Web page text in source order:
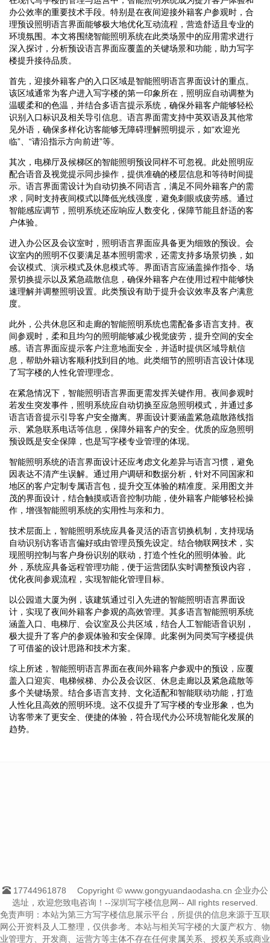
办公效率的重要技术手段。特别是在夜间迎接外籍客户参观时，合
理预设照明语言界面能够极大地优化互动流程，营造舒适且专业的
环境氛围。本文将围绕智能照明系统在此类场景中的应用需求进行
深入探讨，分析预设语言界面应覆盖的关键场景和功能，助力写字
楼提升接待品质。
首先，迎接外籍客户的入口区域是智能照明语言界面设计的重点。
该区域通常为客户进入写字楼的第一印象所在，照明应自动调整为
温暖柔和的色温，并结合多语言提示系统，确保外籍客户能够轻松
识别入口标识及相关导引信息。语言界面需支持中英双语及其他常
见外语，确保多样化访客能够无障碍理解照明提示，如“欢迎光
临”、“请沿指示方向前进”等。
其次，电梯厅及候梯区的智能照明预设同样不可忽视。此处照明应
配合语音及视觉提示同步操作，提供准确的楼层信息和等待时间提
示。语言界面需设计为自动切换不同语言，满足不同外籍客户的需
求，同时支持夜间模式以降低光线强度，避免刺眼或疲劳感。通过
智能感应调节，照明系统还应响应人数变化，保障节能且舒适的客
户体验。
进入办公区及会议室时，照明语言界面应具备更为细致的预设。会
议室内的照明不仅要满足基本照明需求，还需支持多场景切换，如
会议模式、演示模式及休息模式等。界面语言应涵盖操作指令、场
景切换提示以及紧急疏散信息，确保外籍客户在使用过程中能够快
速理解并调整照明设置。此类预设有助于提升会议效率及客户满意
度。
此外，公共休息区和走廊的智能照明系统也需配备多语言支持。夜
间参观时，柔和且均匀的照明能够减少视觉疲劳，提升空间的安全
感。语言界面应提示客户注意地面安全，并适时提供区域导航信
息，帮助外籍访客顺利找到目的地。此类细节的照明语言设计体现
了写字楼的人性化管理理念。
在紧急情况下，智能照明语言界面更需发挥关键作用。夜间参观时
若发生突发事件，照明系统应自动切换至应急照明模式，并通过多
语言语音提示引导客户安全撤离。界面设计要涵盖紧急疏散路线指
示、紧急联系电话等信息，保障外籍客户的安全。优质的应急照明
预设既是安全保障，也是写字楼专业管理的体现。
智能照明系统的语言界面设计还应考虑文化差异与语言习惯，避免
因表达不清产生误解。通过用户调研和数据分析，针对不同国家和
地区的客户定制专属语言包，提升交互体验的精准度。采用图文并
茂的界面设计，结合触摸或语音控制功能，使外籍客户能够轻松操
作，增强智能照明系统的实用性与亲和力。
技术层面上，智能照明系统应具备灵活的语言切换机制，支持现场
自动识别访客语言偏好或由管理员预先设定。结合物联网技术，实
现照明控制与客户身份识别的联动，打造个性化的照明体验。此
外，系统应具备远程管理功能，便于运营团队实时调整预设内容，
优化夜间参观流程，实现智能化管理目标。
以公园道大厦为例，该建筑通过引入先进的智能照明语言界面设
计，实现了夜间外籍客户参观的高效管理。其多语言智能照明系统
涵盖入口、电梯厅、会议室及公共区域，结合人工智能语音识别，
极大提升了客户的参观体验和安全保障。此案例为同类写字楼提供
了可借鉴的设计思路和技术方案。
综上所述，智能照明语言界面在夜间外籍客户参观中的预设，应覆
盖入口迎宾、电梯候梯、办公及会议区、休息走廊以及紧急疏散等
多个关键场景。结合多语言支持、文化适配和智能联动功能，打造
人性化且高效的照明环境。这不仅提升了写字楼的专业形象，也为
访客带来了更安全、便捷的体验，符合现代办公环境智能化发展的
趋势。
17744961878
Copyright © www.gongyuandaodasha.cn 企业办公
选址，欢迎您致电咨询！--深圳写字楼信息网-- All rights reserved.
免责声明：本站为第三方写字楼信息展示平台，所提供的信息来源于互联
网公开资料及人工整理，仅供参考。本站与相关写字楼的大厦产权方、物
业管理方、开发商、运营方等主体不存在任何隶属关系、授权关系或商业